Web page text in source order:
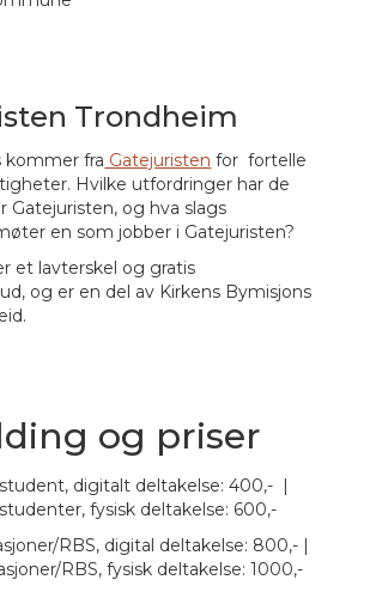
Trondheim
kommer fra Gatejuristen for fortelle
Hvilke utfordringer har de
Gatejuristen, og hva slags
en som jobber i Gatejuristen?
et lavterskel og gratis
og er en del av Kirkens Bymisjons
og priser
digitalt deltakelse: 400,- |
fysisk deltakelse: 600,-
RBS, digital deltakelse: 800,- |
RBS, fysisk deltakelse: 1000,-